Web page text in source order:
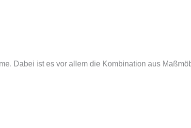
Dabei ist es vor allem die Kombination aus